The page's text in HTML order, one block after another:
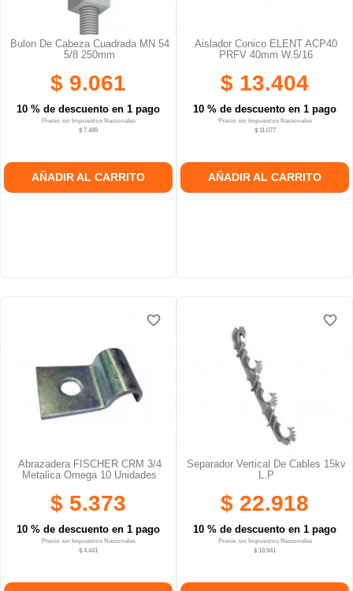
Bulon De Cabeza Cuadrada MN 54
5/8 250mm
$ 9.061
10 % de descuento en 1 pago
Precio sin Impuestos Nacionales
$ 7.489
AÑADIR AL CARRITO
Aislador Conico ELENT ACP40
PRFV 40mm W.5/16
$ 13.404
10 % de descuento en 1 pago
Precio sin Impuestos Nacionales
$ 11.077
AÑADIR AL CARRITO
Abrazadera FISCHER CRM 3/4
Metalica Omega 10 Unidades
$ 5.373
10 % de descuento en 1 pago
Precio sin Impuestos Nacionales
$ 4.441
favorite_border
favorite_border
favorite_border
Separador Vertical De Cables 15kv
L.p
$ 22.918
10 % de descuento en 1 pago
Precio sin Impuestos Nacionales
$ 18.941
favorite_border
favorite_border
favorite_border